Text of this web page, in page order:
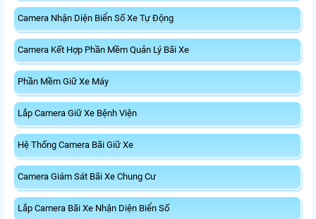
Camera Nhận Diện Biển Số Xe Tự Động
Camera Kết Hợp Phần Mềm Quản Lý Bãi Xe
Phần Mềm Giữ Xe Máy
Lắp Camera Giữ Xe Bệnh Viện
Hệ Thống Camera Bãi Giữ Xe
Camera Giám Sát Bãi Xe Chung Cư
Lắp Camera Bãi Xe Nhận Diện Biển Số